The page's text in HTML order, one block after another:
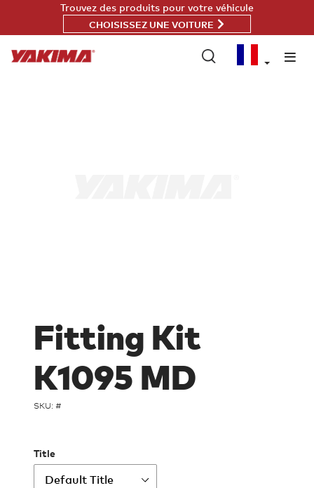
Trouvez des produits pour votre véhicule
CHOISISSEZ UNE VOITURE
Fitting Kit
K1095 MD
SKU: #
Title